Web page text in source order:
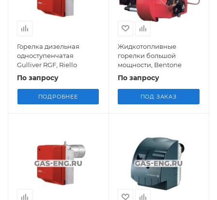
Горелка дизельная
одноступенчатая
Gulliver RGF, Riello
По запросу
ПОДРОБНЕЕ
Жидкотопливные
горелки большой
мощности, Bentone
По запросу
ПОД ЗАКАЗ